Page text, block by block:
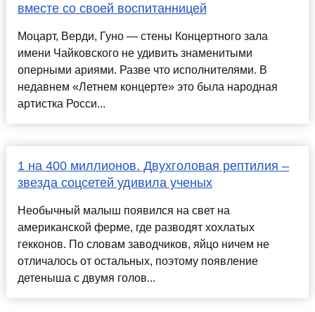
вместе со своей воспитанницей
Моцарт, Верди, Гуно — стены Концертного зала
имени Чайковского не удивить знаменитыми
оперными ариями. Разве что исполнителями. В
недавнем «Летнем концерте» это была народная
артистка Росси...
1 на 400 миллионов. Двухголовая рептилия –
звезда соцсетей удивила ученых
Необычный малыш появился на свет на
американской ферме, где разводят хохлатых
гекконов. По словам заводчиков, яйцо ничем не
отличалось от остальных, поэтому появление
детеныша с двумя голов...